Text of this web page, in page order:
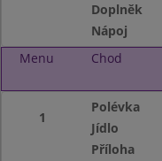
Doplněk
Nápoj
Menu
Chod
1
Polévka
Jídlo
Příloha